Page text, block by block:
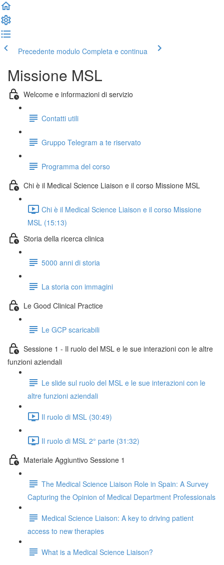
Precedente modulo Completa e continua
Missione MSL
Welcome e informazioni di servizio
Contatti utili
Gruppo Telegram a te riservato
Programma del corso
Chi è il Medical Science Liaison e il corso Missione MSL
Chi è il Medical Science Liaison e il corso Missione
MSL (15:13)
Storia della ricerca clinica
5000 anni di storia
La storia con immagini
Le Good Clinical Practice
Le GCP scaricabili
Sessione 1 - Il ruolo del MSL e le sue interazioni con le altre
funzioni aziendali
Le slide sul ruolo del MSL e le sue interazioni con le
altre funzioni aziendali
Il ruolo di MSL (30:49)
Il ruolo di MSL 2° parte (31:32)
Materiale Aggiuntivo Sessione 1
The Medical Science Liaison Role in Spain: A Survey
Capturing the Opinion of Medical Department Professionals
Medical Science Liaison: A key to driving patient
access to new therapies
What is a Medical Science Liaison?